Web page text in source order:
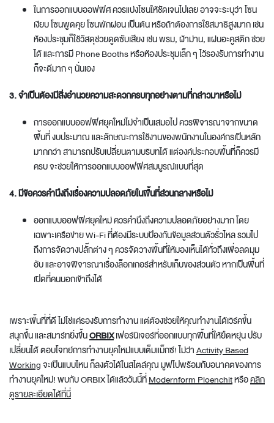
ในการออกแบบออฟฟิศควรแบ่งโซนให้ชัดเจนไปเลย อาจจะระบุว่า โซน
เงียบ โซนพูดคุย โซนพักผ่อน เป็นต้น หรือถ้าต้องการใช้สมาธิสูงมาก เช่น
ห้องประชุมก็ใช้วัสดุช่วยดูดซับเสียง เช่น พรม, ผ้าม่าน, แผ่นอะคูสติก ช่วย
ได้ และการมี Phone Booths หรือห้องประชุมเล็ก ๆ ไว้รองรับการทำงาน
ก็จะดีมาก ๆ นั่นเอง
3. จำเป็นต้องมีสิ่งอำนวยความสะดวกครบทุกอย่างตามที่กล่าวมาหรือไม่
การออกแบบออฟฟิศยุคใหม่ไม่จำเป็นเสมอไป ควรพิจารณาจากขนาด
พื้นที่ งบประมาณ และลักษณะการใช้งานของพนักงานในองค์กรเป็นหลัก
มากกว่า สามารถปรับเปลี่ยนตามบริบทได้ แต่องค์ประกอบพื้นที่ก็ควรมี
ครบ จะช่วยให้การออกแบบออฟฟิศสมบูรณ์แบบที่สุด
4. มีข้อควรคำนึงถึงเรื่องความปลอดภัยในพื้นที่ส่วนกลางหรือไม่
ออกแบบออฟฟิศยุคใหม่ควรคำนึงถึงความปลอดภัยอย่างมาก โดย
เฉพาะเครือข่าย Wi-Fi ที่ต้องมีระบบป้องกันข้อมูลส่วนตัวรั่วไหล รวมไป
ถึงการจัดวางปลั๊กต่าง ๆ ควรจัดวางพื้นที่ให้มองเห็นได้ทั่วถึงเพื่อลดมุม
อับ และอาจพิจารณาเรื่องล็อกเกอร์สำหรับเก็บของส่วนตัว หากเป็นพื้นที่
เปิดที่คนนอกเข้าถึงได้
เพราะพื้นที่ที่ดี ไม่ไช่แค่รองรับการทำงาน แต่ต้องช่วยให้คุณทำงานได้เวิร์คขึ้น
สนุกขึ้น และสมาร์ทยิ่งขึ้นORBIXเฟอร์นิเจอร์ที่ออกแบบทุกพื้นที่ให้ยืดหยุ่น ปรับ
เปลี่ยนได้ ตอบโจทย์การทำงานยุคใหม่แบบเต็มแม็กซ์! ไม่ว่าActivity Based
Workingจะเป็นแบบไหน ก็ลงตัวได้ในสไตล์คุณ มูฟไปพร้อมกับอนาคตของการ
ทำงานยุคใหม่! พบกับ ORBIX ได้แล้ววันนี้ที่Modernform Ploenchitหรือคลิก
ดูรายละเอียดได้ที่นี่